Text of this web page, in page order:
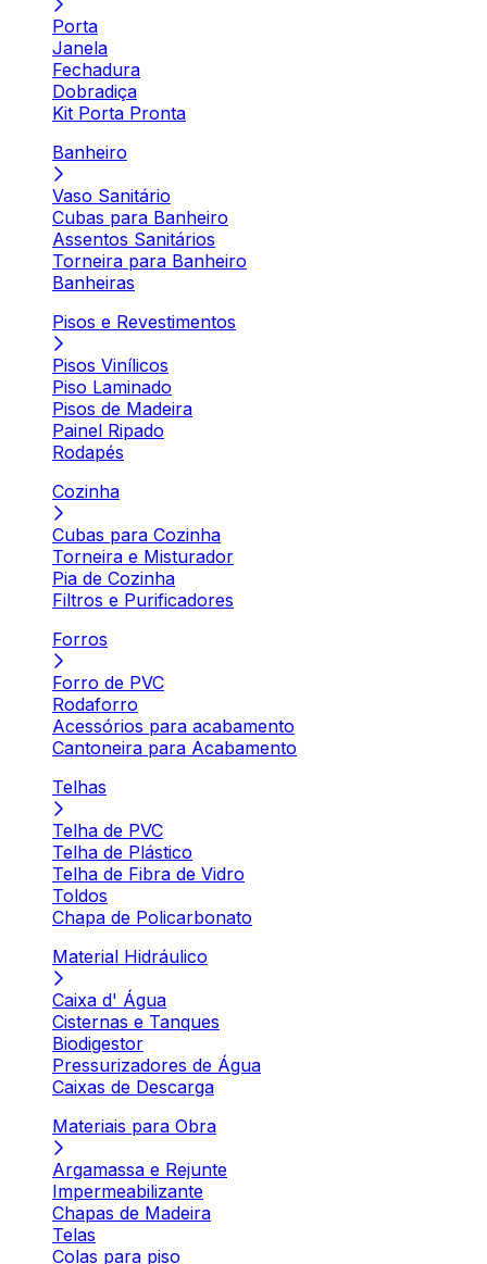
Porta
Janela
Fechadura
Dobradiça
Kit Porta Pronta
Banheiro
Vaso Sanitário
Cubas para Banheiro
Assentos Sanitários
Torneira para Banheiro
Banheiras
Pisos e Revestimentos
Pisos Vinílicos
Piso Laminado
Pisos de Madeira
Painel Ripado
Rodapés
Cozinha
Cubas para Cozinha
Torneira e Misturador
Pia de Cozinha
Filtros e Purificadores
Forros
Forro de PVC
Rodaforro
Acessórios para acabamento
Cantoneira para Acabamento
Telhas
Telha de PVC
Telha de Plástico
Telha de Fibra de Vidro
Toldos
Chapa de Policarbonato
Material Hidráulico
Caixa d' Água
Cisternas e Tanques
Biodigestor
Pressurizadores de Água
Caixas de Descarga
Materiais para Obra
Argamassa e Rejunte
Impermeabilizante
Chapas de Madeira
Telas
Colas para piso